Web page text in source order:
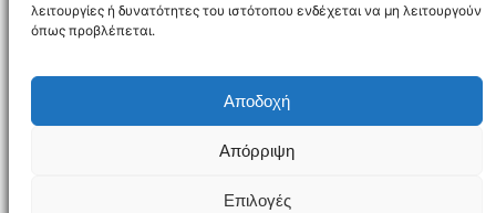
λειτουργίες ή δυνατότητες του ιστότοπου ενδέχεται να μη λειτουργούν
όπως προβλέπεται.
Αποδοχή
Απόρριψη
Επιλογές
NEWSLETTER
Δήλωση Προσβασιμότητας
Δήμος Πάρου